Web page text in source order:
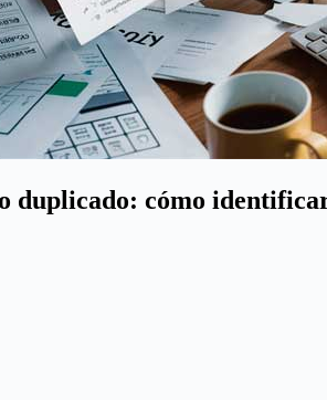
duplicado: cómo